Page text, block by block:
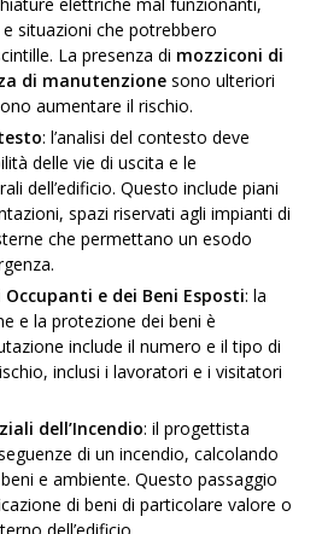
situazioni che potrebbero
La presenza di mozziconi di
di manutenzione sono ulteriori
aumentare il rischio.
: l’analisi del contesto deve
delle vie di uscita e le
dell’edificio. Questo include piani
spazi riservati agli impianti di
che permettano un esodo
e dei Beni Esposti: la
e la protezione dei beni è
include il numero e il tipo di
inclusi i lavoratori e i visitatori
dell’Incendio: il progettista
di un incendio, calcolando
e ambiente. Questo passaggio
di beni di particolare valore o